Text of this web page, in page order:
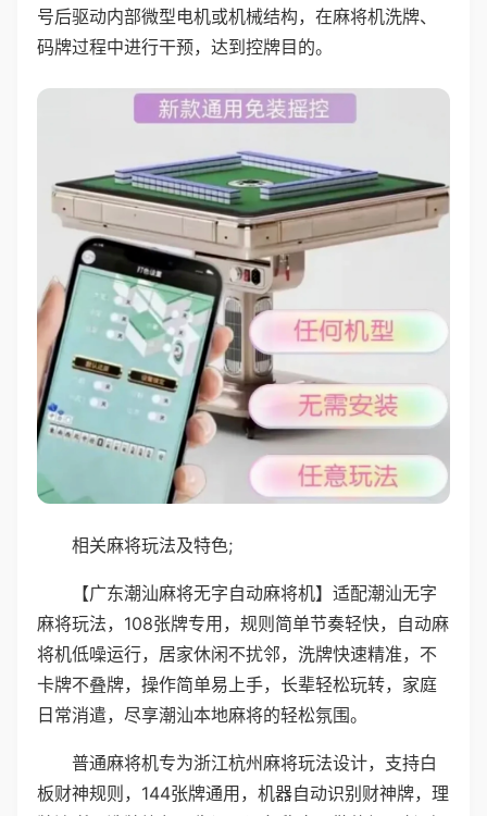
号后驱动内部微型电机或机械结构，在麻将机洗牌、
码牌过程中进行干预，达到控牌目的。
相关麻将玩法及特色;
【广东潮汕麻将无字自动麻将机】适配潮汕无字
麻将玩法，108张牌专用，规则简单节奏轻快，自动麻
将机低噪运行，居家休闲不扰邻，洗牌快速精准，不
卡牌不叠牌，操作简单易上手，长辈轻松玩转，家庭
日常消遣，尽享潮汕本地麻将的轻松氛围。
普通麻将机专为浙江杭州麻将玩法设计，支持白
板财神规则，144张牌通用，机器自动识别财神牌，理